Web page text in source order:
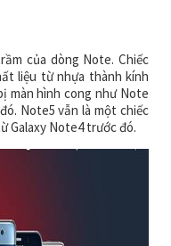
của dòng Note. Chiếc
liệu từ nhựa thành kính
màn hình cong như Note
Note5 vẫn là một chiếc
Galaxy Note4 trước đó.